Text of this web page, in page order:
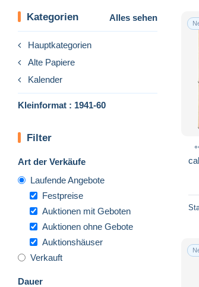
Kategorien Alles sehen
Hauptkategorien
Alte Papiere
Kalender
Kleinformat : 1941-60
Filter
Art der Verkäufe
Laufende Angebote
Festpreise
Auktionen mit Geboten
Auktionen ohne Gebote
Auktionshäuser
Verkauft
Dauer